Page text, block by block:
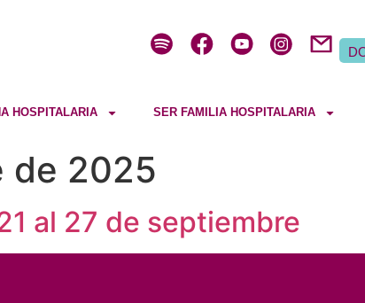
HOSPITALARIA SER FAMILIA HOSPITALARIA
de 2025
al 27 de septiembre